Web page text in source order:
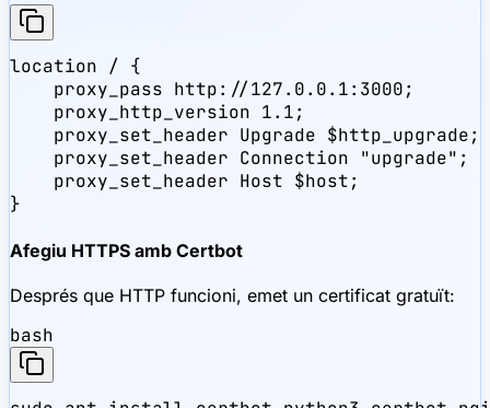
location / {
    proxy_pass http://127.0.0.1:3000;
    proxy_http_version 1.1;
    proxy_set_header Upgrade $http_upgrade;
    proxy_set_header Connection "upgrade";
    proxy_set_header Host $host;
}
Afegiu HTTPS amb Certbot
Després que HTTP funcioni, emet un certificat gratuït:
bash